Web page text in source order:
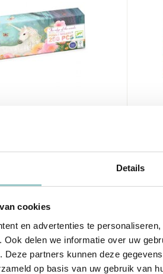
Details
cookies
en advertenties te
delen we informatie over uw
Deze partners kunnen deze
op basis van uw gebruik van
Incl.